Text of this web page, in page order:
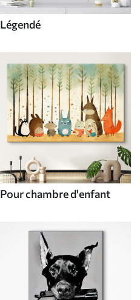
Légendé
Pour chambre d'enfant